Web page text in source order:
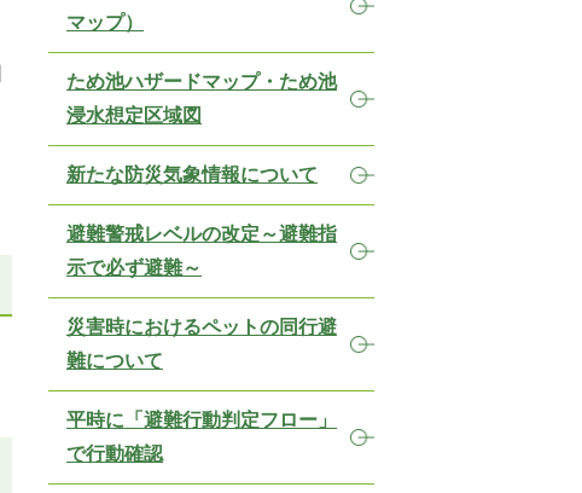
マップ）
ため池ハザードマップ・ため池
浸水想定区域図
新たな防災気象情報について
避難警戒レベルの改定～避難指
示で必ず避難～
災害時におけるペットの同行避
難について
平時に「避難行動判定フロー」
で行動確認